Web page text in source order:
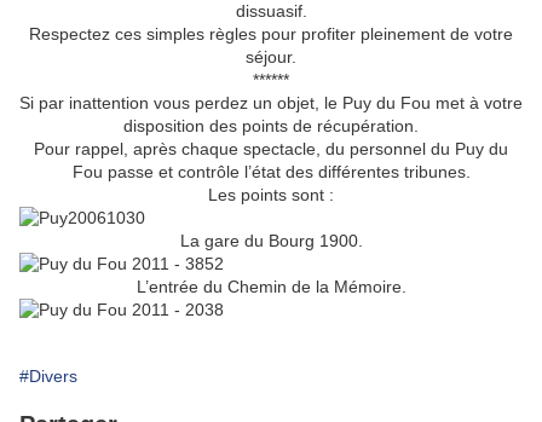
dissuasif.
Respectez ces simples règles pour profiter pleinement de votre
séjour.
******
Si par inattention vous perdez un objet, le Puy du Fou met à votre
disposition des points de récupération.
Pour rappel, après chaque spectacle, du personnel du Puy du
Fou passe et contrôle l’état des différentes tribunes.
Les points sont :
La gare du Bourg 1900.
L’entrée du Chemin de la Mémoire.
#Divers